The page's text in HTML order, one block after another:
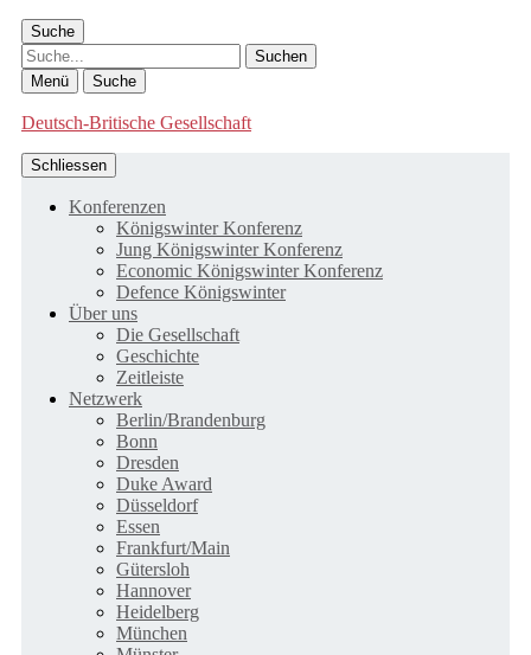
Suche
Suche
Menü Suche
Deutsch-Britische Gesellschaft
Schliessen
Konferenzen
Königswinter Konferenz
Jung Königswinter Konferenz
Economic Königswinter Konferenz
Defence Königswinter
Über uns
Die Gesellschaft
Geschichte
Zeitleiste
Netzwerk
Berlin/Brandenburg
Bonn
Dresden
Duke Award
Düsseldorf
Essen
Frankfurt/Main
Gütersloh
Hannover
Heidelberg
München